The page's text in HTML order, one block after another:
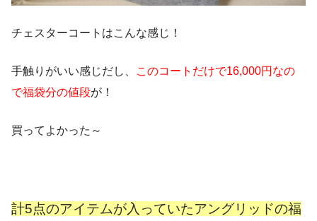
先日ネット購入したungriの福袋～♥️ 悩んでずーとカートに
身はめっちゃ当たり～ しかも全部使えるし可愛い♥️♥️♥️
チェスターコートはこんな感じ！
手触りがいい感じだし、
このコートだけで16,000円なの
で福袋分の値段が！
買ってよかった～
計5点のアイテムが入っていたアングリッドの福